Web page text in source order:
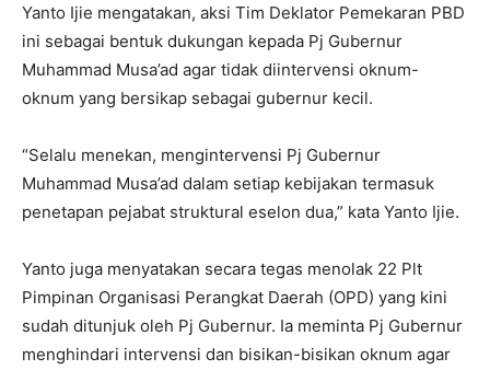
Yanto Ijie mengatakan, aksi Tim Deklator Pemekaran PBD
ini sebagai bentuk dukungan kepada Pj Gubernur
Muhammad Musa’ad agar tidak diintervensi oknum-
oknum yang bersikap sebagai gubernur kecil.
“Selalu menekan, mengintervensi Pj Gubernur
Muhammad Musa’ad dalam setiap kebijakan termasuk
penetapan pejabat struktural eselon dua,” kata Yanto Ijie.
Yanto juga menyatakan secara tegas menolak 22 Plt
Pimpinan Organisasi Perangkat Daerah (OPD) yang kini
sudah ditunjuk oleh Pj Gubernur. Ia meminta Pj Gubernur
menghindari intervensi dan bisikan-bisikan oknum agar